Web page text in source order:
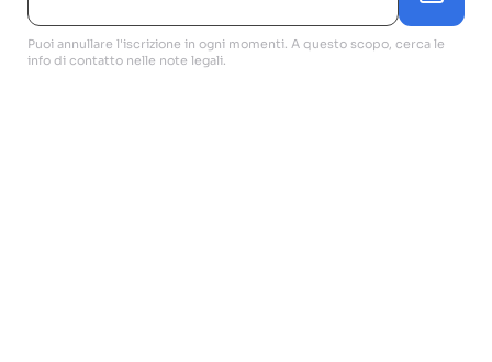
Puoi annullare l'iscrizione in ogni momenti. A questo scopo, cerca le
info di contatto nelle note legali.